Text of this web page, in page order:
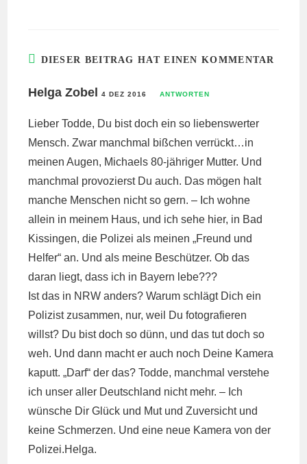
DIESER BEITRAG HAT EINEN KOMMENTAR
Helga Zobel4 DEZ 2016 ANTWORTEN
Lieber Todde, Du bist doch ein so liebenswerter
Mensch. Zwar manchmal bißchen verrückt…in
meinen Augen, Michaels 80-jähriger Mutter. Und
manchmal provozierst Du auch. Das mögen halt
manche Menschen nicht so gern. – Ich wohne
allein in meinem Haus, und ich sehe hier, in Bad
Kissingen, die Polizei als meinen „Freund und
Helfer“ an. Und als meine Beschützer. Ob das
daran liegt, dass ich in Bayern lebe???
Ist das in NRW anders? Warum schlägt Dich ein
Polizist zusammen, nur, weil Du fotografieren
willst? Du bist doch so dünn, und das tut doch so
weh. Und dann macht er auch noch Deine Kamera
kaputt. „Darf“ der das? Todde, manchmal verstehe
ich unser aller Deutschland nicht mehr. – Ich
wünsche Dir Glück und Mut und Zuversicht und
keine Schmerzen. Und eine neue Kamera von der
Polizei.Helga.